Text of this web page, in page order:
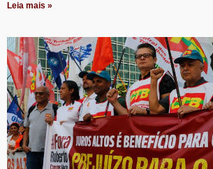
Leia mais »